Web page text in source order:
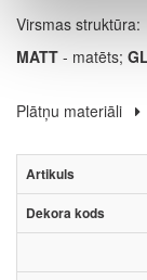
Virsmas struktūra:
MATT - matēts;
Plātņu materiāli